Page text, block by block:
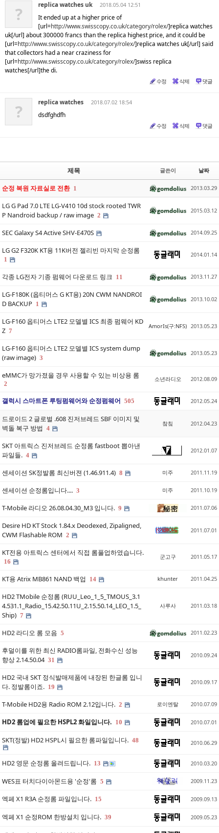
? replica watches uk 2018.05.04 12:51
It ended up at a higher price of
[url=http://www.swisscopy.co.uk/category/rolex/]replica watches
uk[/url] about 300000 francs than the replica highest price, and it could be
[url=http://www.swisscopy.co.uk/category/rolex/]replica watches uk[/url] said
that collectors had a near craziness for
[url=http://www.swisscopy.co.uk/category/rolex/]swiss replica
watches[/url]the di.
수정 삭제 댓글
? replica watches 2018.07.02 18:54
dsdfghdfh
수정 삭제 댓글
제목 글쓴이 날짜
순정 복원 자료실로 전환 1 2013.03.29
LG G Pad 7.0 LTE LG-V410 10d stock rooted TWR
P Nandroid backup / raw image 2
2015.03.12
SEC Galaxy S4 Active SHV-E470S 2014.09.25
LG G2 F320K KT용 11K버전 젤리빈 마지막 순정롬
1
2014.01.14
각종 LG전자 기종 펌웨어 다운로드 링크 11 2013.11.27
LG-F180K (옵티머스 G KT용) 20N CWM NANDROI
D BACKUP 1
2013.10.02
LG-F160 옵티머스 LTE2 모델별 ICS 최종 펌웨어 KD
Z 7
AmorIs(구:NFS) 2013.05.23
LG-F160 옵티머스 LTE2 모델별 ICS system dump
(raw image) 3
2013.05.23
eMMC가 망가졌을 경우 사용할 수 있는 비상용 롬
2
소년라디오 2012.08.09
갤럭시 스마트폰 루팅펌웨어와 순정펌웨어 505 2012.05.24
드로이드 2 글로벌 .608 진저브레드 SBF 이미지 및
벽돌 복구 방법 4
챀칰 2012.04.23
SKT 아트릭스 진저브레드 순정롬 fastboot 뽑아낸
파일들. 4
2012.01.07
센세이션 SK정발롬 최신버젼 (1.46.911.4) 8 미주 2011.11.19
센세이션 순정롬입니다.... 3 미주 2011.10.19
T-Mobile 라디오 26.08.04.30_M3 입니다. 9 2011.07.06
Desire HD KT Stock 1.84.x Deodexed, Zipaligned,
CWM Flashable ROM 2
2011.07.01
KT전용 아트릭스 센터에서 직접 롬풀업하였습니다.
16
군고구 2011.05.17
KT용 Atrix MB861 NAND 백업 14 khunter 2011.04.25
HD2 TMobile 순정롬 (RUU_Leo_1_5_TMOUS_3.1
4.531.1_Radio_15.42.50.11U_2.15.50.14_LEO_1.5_
Ship) 7
사루사 2011.03.18
HD2 라디오 롬 모음 5 2011.02.23
후덜이를 위한 최신 RADIO롬파일, 전화수신 성능
향상 2.14.50.04 31
2010.09.24
HD2 국내 SKT 정식발매제품에 내장된 한글롬 입니
다. 정발롬이죠. 19
2010.09.17
T-Mobile HD2용 Radio ROM 2.12입니다. 2 로이엔탈 2010.07.09
HD2 롬업에 필요한 HSPL2 화일입니다. 10 2010.07.01
SKT(정발) HD2 HSPL시 필요한 롬파일입니다. 48 2010.06.29
HD2 영문 순정롬 올려드립니다. 13 2010.03.20
WES표 터치다이아몬드용 '순정'롬 5 2009.11.23
엑페 X1 R3A 순정롬 파일입니다. 15 2009.09.13
엑페 X1 순정ROM 한방설치 입니다. 39 2009.05.23